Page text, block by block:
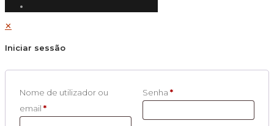
✕
Iniciar sessão
Nome de utilizador ou
email *
Senha *